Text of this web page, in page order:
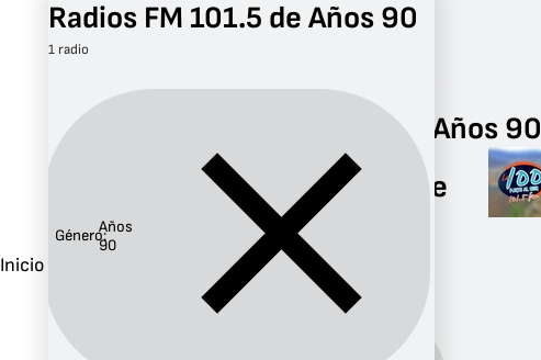
Inicio
FM 101.5
Radios FM 101.5 de Años 90
Radios FM 101.5 de
Años 90
Radios FM 101.5 de Años 90
1 radio
Género:Años
90